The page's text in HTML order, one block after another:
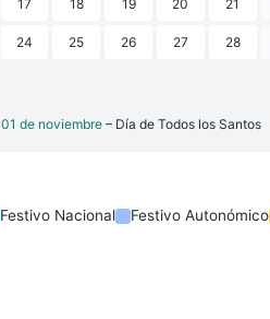
17 18 19 20 21
24 25 26 27 28
01 de noviembre – Día de Todos los Santos
Festivo Nacional Festivo Autonómico